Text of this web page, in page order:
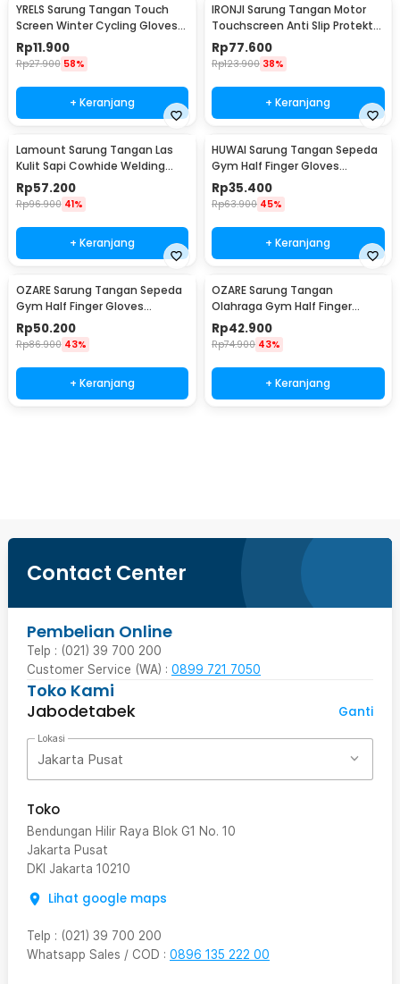
YRELS Sarung Tangan Touch
Screen Winter Cycling Gloves
Windproof - WR-10
Rp11.900
Rp27.900 58%
+ Keranjang
IRONJI Sarung Tangan Motor
Touchscreen Anti Slip Protektor
Gloves XL - MCS-10C
Rp77.600
Rp123.900 38%
+ Keranjang
Lamount Sarung Tangan Las
Kulit Sapi Cowhide Welding
Gloves L - STL-25
Rp57.200
Rp96.900 41%
+ Keranjang
HUWAI Sarung Tangan Sepeda
Gym Half Finger Gloves
Breathable XL - TS-10
Rp35.400
Rp63.900 45%
+ Keranjang
OZARE Sarung Tangan Sepeda
Gym Half Finger Gloves
Breathable L - TS-15
Rp50.200
Rp86.900 43%
+ Keranjang
OZARE Sarung Tangan
Olahraga Gym Half Finger
Gloves Breathable L - TS-25
Rp42.900
Rp74.900 43%
+ Keranjang
Contact Center
Pembelian Online
Telp : (021) 39 700 200
Customer Service (WA) : 0899 721 7050
Toko Kami
Jabodetabek
Ganti
Lokasi
Jakarta Pusat
Toko
Bendungan Hilir Raya Blok G1 No. 10
Jakarta Pusat
DKI Jakarta 10210
Lihat google maps
Telp : (021) 39 700 200
Whatsapp Sales / COD : 0896 135 222 00